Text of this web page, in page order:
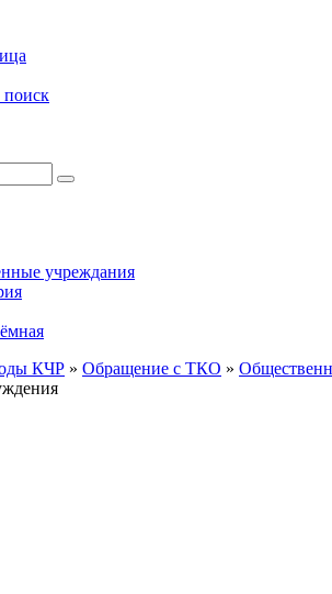
учреждания
КЧР » Обращение с ТКО »